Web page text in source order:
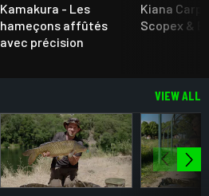
Kamakura - Les
hameçons affûtés
avec précision
Kiana Carp
Scopex &
VIEW ALL